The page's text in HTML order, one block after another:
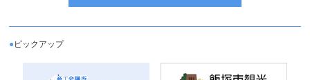
●ピックアップ